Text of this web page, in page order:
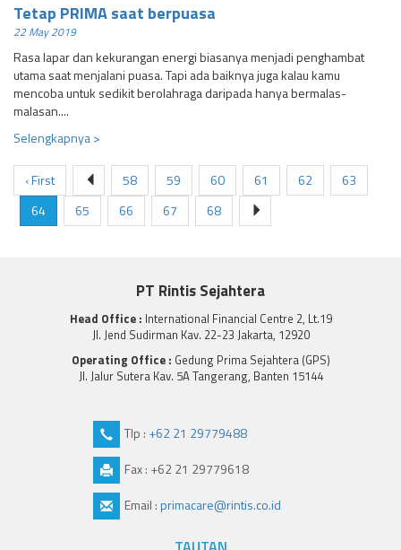
Tetap PRIMA saat berpuasa
22 May 2019
Rasa lapar dan kekurangan energi biasanya menjadi penghambat
utama saat menjalani puasa. Tapi ada baiknya juga kalau kamu
mencoba untuk sedikit berolahraga daripada hanya bermalas-
malasan....
Selengkapnya >
‹ First 58 59 60 61 62
63
64
65 66 67 68
PT Rintis Sejahtera
Head Office : International Financial Centre 2, Lt.19
Jl. Jend Sudirman Kav. 22-23 Jakarta, 12920
Operating Office : Gedung Prima Sejahtera (GPS)
Jl. Jalur Sutera Kav. 5A Tangerang, Banten 15144
Tlp : +62 21 29779488
Fax : +62 21 29779618
Email :primacare@rintis.co.id